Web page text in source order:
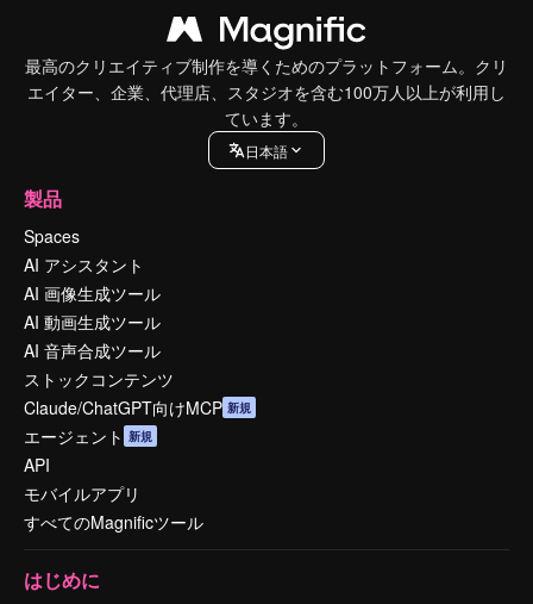
最高のクリエイティブ制作を導くためのプラットフォーム。クリ
エイター、企業、代理店、スタジオを含む100万人以上が利用し
ています。
日本語
製品
Spaces
AI アシスタント
AI 画像生成ツール
AI 動画生成ツール
AI 音声合成ツール
ストックコンテンツ
Claude/ChatGPT向けMCP 新規
エージェント 新規
API
モバイルアプリ
すべてのMagnificツール
はじめに